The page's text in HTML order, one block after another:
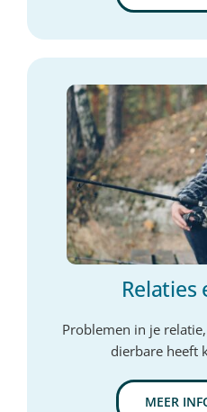
Relaties
Problemen in je
dierbare heeft
MEER